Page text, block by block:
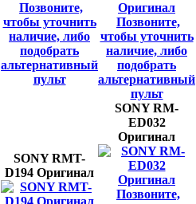
Позвоните,
чтобы уточнить
наличие, либо
подобрать
альтернативный
пульт
Позвоните,
чтобы уточнить
наличие, либо
подобрать
альтернативный
пульт
SONY RMT-
D194 Оригинал
SONY RM-
ED032
Оригинал
Позвоните,